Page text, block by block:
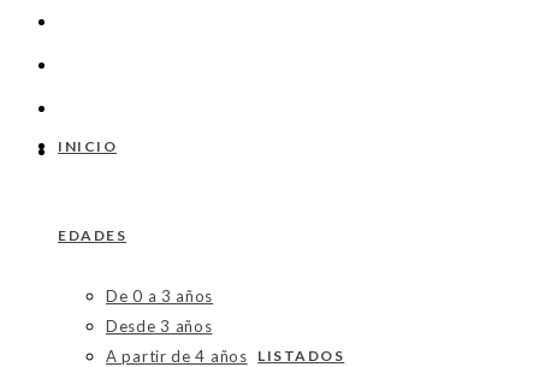
INICIO
EDADES
De 0 a 3 años
Desde 3 años
A partir de 4 años
LISTADOS